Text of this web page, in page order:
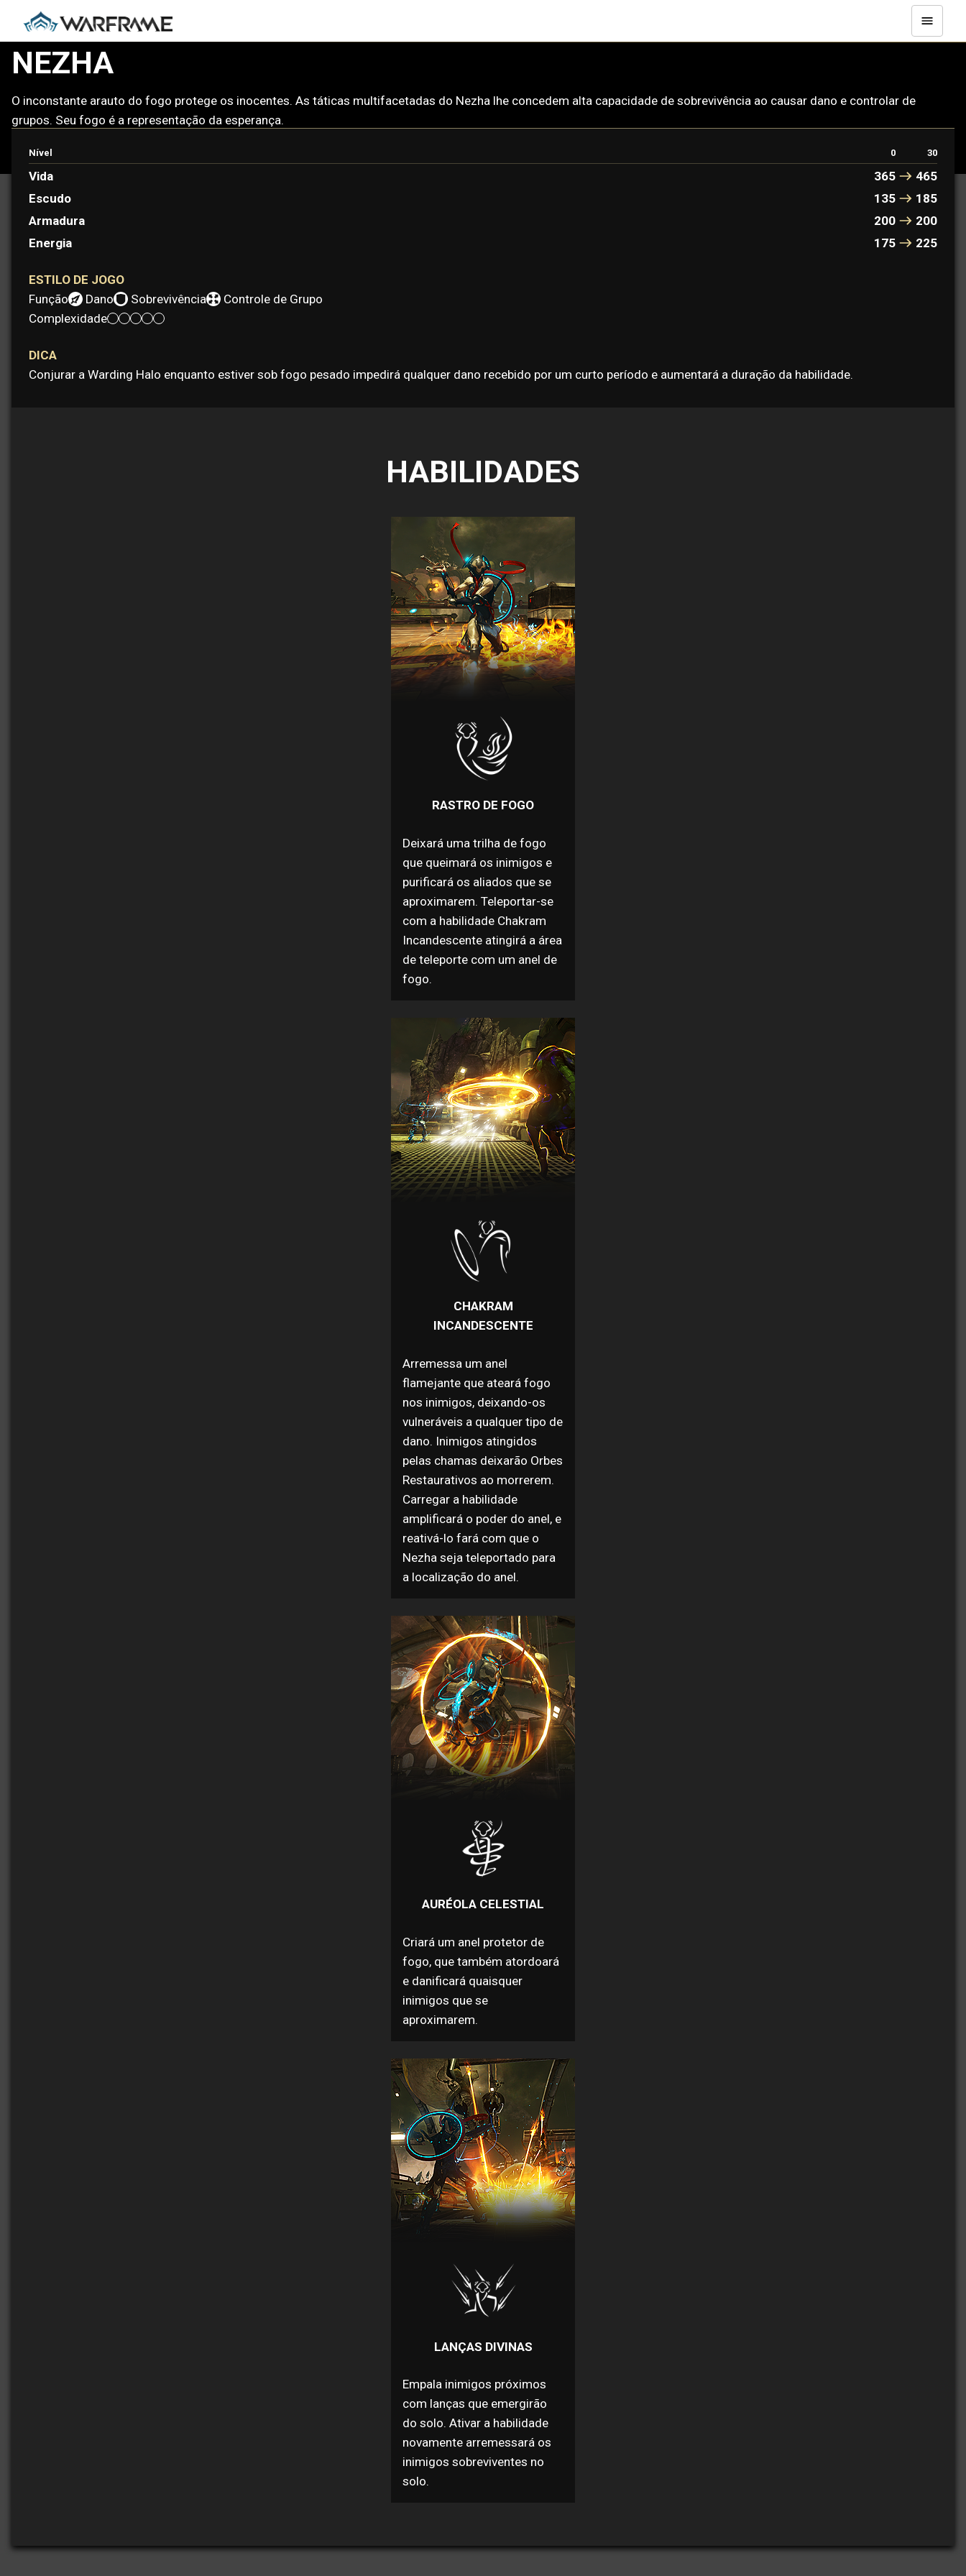
NEZHA
O inconstante arauto do fogo protege os inocentes. As táticas multifacetadas do Nezha lhe concedem alta capacidade de sobrevivência ao causar dano e controlar de
grupos. Seu fogo é a representação da esperança.
Nível 0 30
Vida 365
465
Escudo
135
185
Armadura
200
200
Energia
175 225
ESTILO DE JOGO
Função:
Dano Sobrevivência
Controle de Grupo
Complexidade:
DICA
Conjurar a Warding Halo enquanto estiver sob fogo pesado impedirá qualquer dano recebido por um curto período e aumentará a duração da habilidade.
HABILIDADES
RASTRO DE FOGO
Deixará uma trilha de fogo
que queimará os inimigos e
purificará os aliados que se
aproximarem. Teleportar-se
com a habilidade Chakram
Incandescente atingirá a área
de teleporte com um anel de
fogo.
CHAKRAM
INCANDESCENTE
Arremessa um anel
flamejante que ateará fogo
nos inimigos, deixando-os
vulneráveis a qualquer tipo de
dano. Inimigos atingidos
pelas chamas deixarão Orbes
Restaurativos ao morrerem.
Carregar a habilidade
amplificará o poder do anel, e
reativá-lo fará com que o
Nezha seja teleportado para
a localização do anel.
AURÉOLA CELESTIAL
Criará um anel protetor de
fogo, que também atordoará
e danificará quaisquer
inimigos que se
aproximarem.
LANÇAS DIVINAS
Empala inimigos próximos
com lanças que emergirão
do solo. Ativar a habilidade
novamente arremessará os
inimigos sobreviventes no
solo.